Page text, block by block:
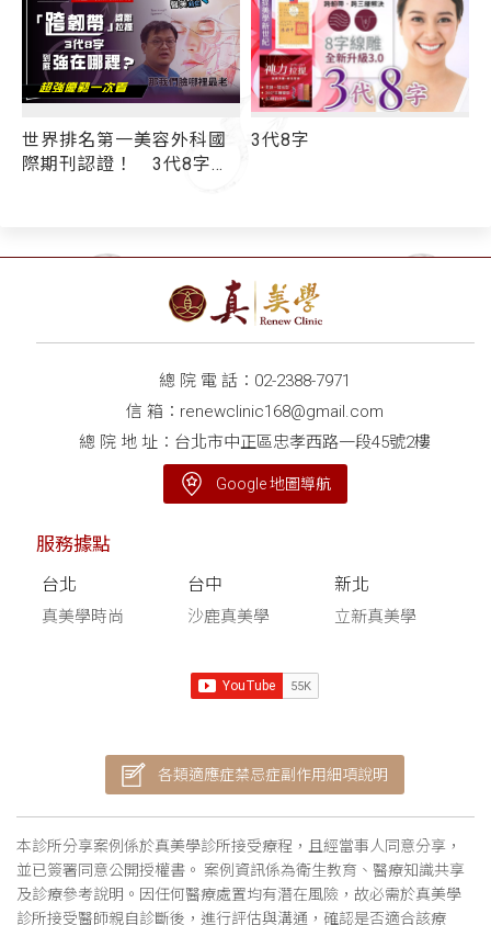
世界排名第一美容外科國
際期刊認證！ 3代8字線
3代8字
總 院 電 話： 02-2388-7971
信 箱： renewclinic168@gmail.com
總 院 地 址：台北市中正區忠孝西路一段45號2樓
Google 地圖導航
服務據點
台北
真美學時尚
台中
沙鹿真美學
新北
立新真美學
各類適應症禁忌症副作用細項說明
本診所分享案例係於真美學診所接受療程，且經當事人同意分享，
並已簽署同意公開授權書。 案例資訊係為衛生教育、醫療知識共享
及診療參考說明。因任何醫療處置均有潛在風險，故必需於真美學
診所接受醫師親自診斷後，進行評估與溝通，確認是否適合該療